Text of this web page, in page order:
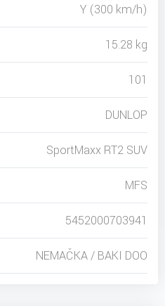
Y (300 km/h)
15.28 kg
101
DUNLOP
SportMaxx RT2 SUV
MFS
5452000703941
NEMAČKA / BAKI DOO